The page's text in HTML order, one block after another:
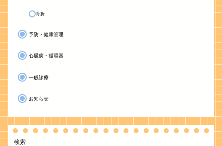
骨折
予防・健康管理
心臓病・循環器
一般診療
お知らせ
検索